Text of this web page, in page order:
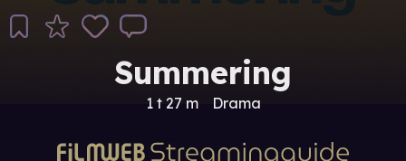
Summering
1 t 27 m Drama